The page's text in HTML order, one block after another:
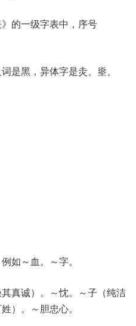
的一级字表中，序号
是黑，异体字是灻、烾、
如～血。～字。
真诚）。～忱。～子（纯洁
）。～胆忠心。